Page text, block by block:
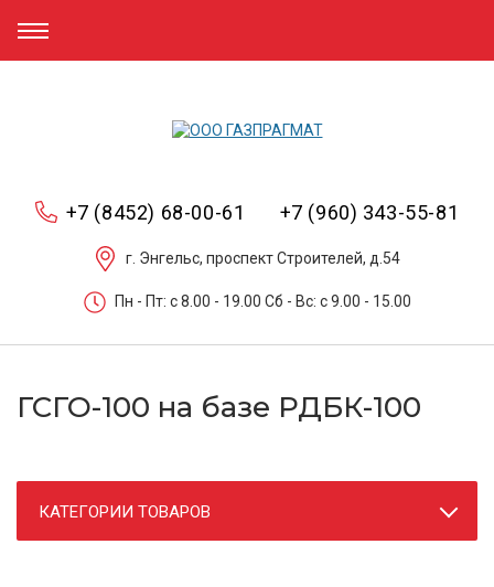
+7 (8452) 68-00-61 +7 (960) 343-55-81
г. Энгельс, проспект Строителей, д.54
Пн - Пт: c 8.00 - 19.00 Сб - Вс: c 9.00 - 15.00
ГСГО-100 на базе РДБК-100
КАТЕГОРИИ ТОВАРОВ